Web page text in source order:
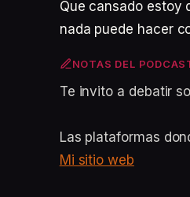
Que cansado estoy
nada puede hacer
NOTAS DEL
Te invito a debatir
Las plataformas
Mi sitio web